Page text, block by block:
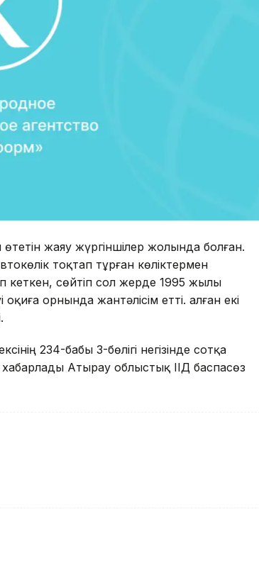
жаяу жүргіншілер жолында болған.
тоқтап тұрған көліктермен
кеткен, сөйтіп сол жерде 1995 жылы
орнында жантәлісім етті. Қалған екі
234-бабы 3-бөлігі негізінде сотқа
Атырау облыстық ІІД баспасөз